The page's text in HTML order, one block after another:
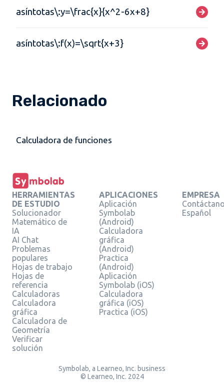
asíntotas\:y=\frac{x}{x^2-6x+8}
asíntotas\:f(x)=\sqrt{x+3}
Relacionado
Calculadora de funciones
HERRAMIENTAS
DE ESTUDIO
Solucionador
Matemático de
IA
AI Chat
Problemas
populares
Hojas de trabajo
Hojas de
referencia
Calculadoras
Calculadora
gráfica
Calculadora de
Geometría
Verificar
solución
APLICACIONES
Aplicación
Symbolab
(Android)
Calculadora
gráfica
(Android)
Practica
(Android)
Aplicación
Symbolab (iOS)
Calculadora
gráfica (iOS)
Practica (iOS)
EMPRESA
Español
Symbolab, a Learneo, Inc. business
© Learneo, Inc. 2024